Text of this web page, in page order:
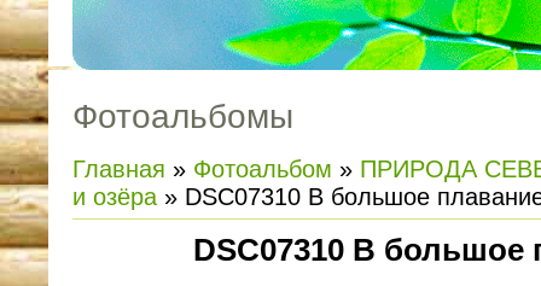
Фотоальбомы
Главная » Фотоальбом » ПРИРОДА
и озёра » DSC07310 В большое
DSC07310 В большое